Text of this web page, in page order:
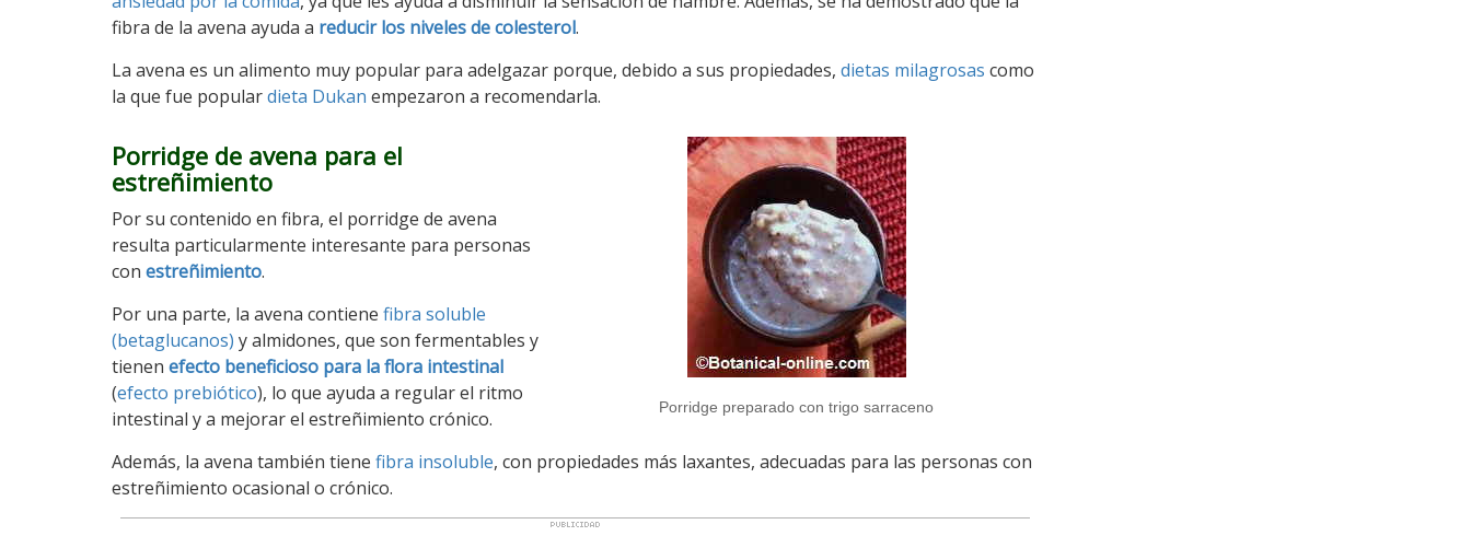
fibra de la avena ayuda a reducir los niveles de colesterol.
La avena es un alimento muy popular para adelgazar porque, debido a sus propiedades, dietas milagrosas como
la que fue populardieta Dukan empezaron a recomendarla.
Porridge preparado con trigo sarraceno
Porridge de avena para el
estreñimiento
Por su contenido en fibra, el porridge de avena
resulta particularmente interesante para personas
con estreñimiento.
Por una parte, la avena contiene fibra soluble
(betaglucanos) y almidones, que son fermentables y
tienen efecto beneficioso para la flora intestinal
(efecto prebiótico), lo que ayuda a regular el ritmo
intestinal y a mejorar el estreñimiento crónico.
Además, la avena también tiene fibra insoluble, con propiedades más laxantes, adecuadas para las personas con
estreñimiento ocasional o crónico.